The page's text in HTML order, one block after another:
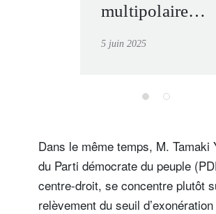
multipolaire
thèmes
5 juin 2025
Dans le même temps, M. Tamaki
du Parti démocrate du peuple
centre-droit, se concentre plutôt
relèvement du seuil d’exonération